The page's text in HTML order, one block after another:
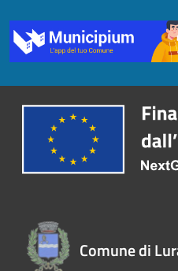
Comune di